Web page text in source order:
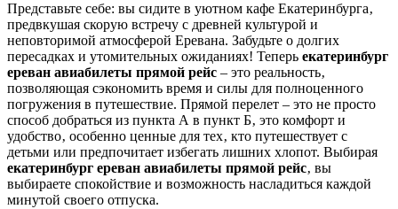
Представьте себе: вы сидите в уютном кафе Екатеринбурга‚
предвкушая скорую встречу с древней культурой и
неповторимой атмосферой Еревана. Забудьте о долгих
пересадках и утомительных ожиданиях! Теперь екатеринбург
ереван авиабилеты прямой рейс – это реальность‚
позволяющая сэкономить время и силы для полноценного
погружения в путешествие. Прямой перелет – это не просто
способ добраться из пункта А в пункт Б‚ это комфорт и
удобство‚ особенно ценные для тех‚ кто путешествует с
детьми или предпочитает избегать лишних хлопот. Выбирая
екатеринбург ереван авиабилеты прямой рейс‚ вы
выбираете спокойствие и возможность насладиться каждой
минутой своего отпуска.